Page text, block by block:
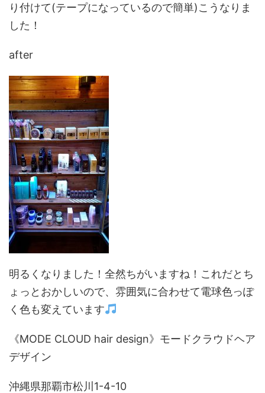
り付けて(テープになっているので簡単)こうなりま
した！
after
明るくなりました！全然ちがいますね！これだとち
ょっとおかしいので、雰囲気に合わせて電球色っぽ
く色も変えています
《MODE CLOUD hair design》モードクラウドヘア
デザイン
沖縄県那覇市松川1-4-10